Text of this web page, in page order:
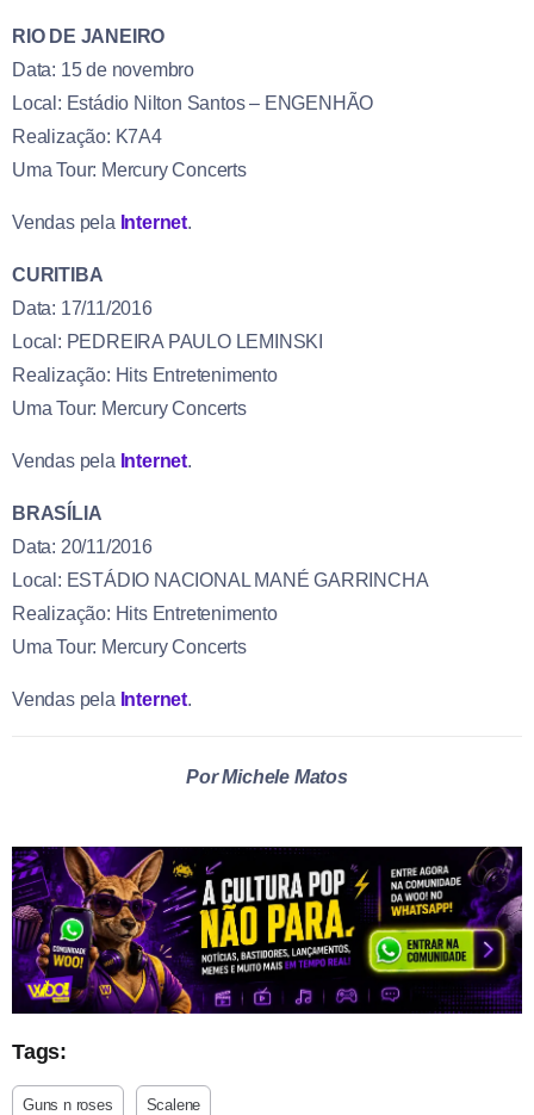
RIO DE JANEIRO
Data: 15 de novembro
Local: Estádio Nilton Santos – ENGENHÃO
Realização: K7A4
Uma Tour: Mercury Concerts
Vendas pela Internet.
CURITIBA
Data: 17/11/2016
Local: PEDREIRA PAULO LEMINSKI
Realização: Hits Entretenimento
Uma Tour: Mercury Concerts
Vendas pela Internet.
BRASÍLIA
Data: 20/11/2016
Local: ESTÁDIO NACIONAL MANÉ GARRINCHA
Realização: Hits Entretenimento
Uma Tour: Mercury Concerts
Vendas pela Internet.
Por Michele Matos
Tags:
Guns n roses Scalene